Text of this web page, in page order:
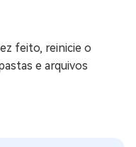
feito, reinicie o
e arquivos